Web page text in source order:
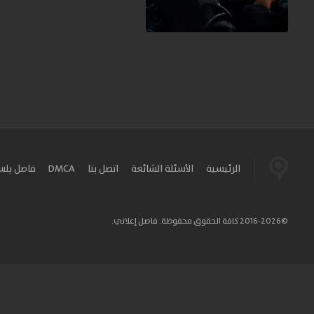
الرئيسية الأسئلة الشائعة اتصل بنا DMCA فاصل
©2016-2026 كافة الحقوق محفوظة. فاصل إعلاني.